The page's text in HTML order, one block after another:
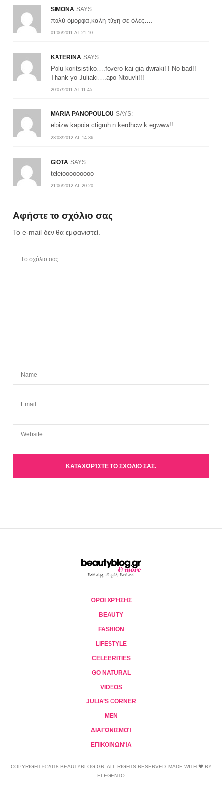
SIMONA SAYS:
01/06/2011 AT 21:10
πολύ όμορφα,καλη τύχη σε όλες….
KATERINA SAYS:
20/07/2011 AT 11:45
Polu koritsistiko….fovero kai gia dwraki!!! No bad!!
Thank yo Juliaki….apo Ntouvli!!!
MARIA PANOPOULOU SAYS:
23/03/2012 AT 14:36
elpizw kapoia ctigmh n kerdhcw k egwww!!
GIOTA SAYS:
21/06/2012 AT 20:20
teleiooooooooo
Αφήστε το σχόλιο σας
Το e-mail δεν θα εμφανιστεί.
ΌΡΟΙ ΧΡΉΣΗΣ
BEAUTY
FASHION
LIFESTYLE
CELEBRITIES
GO NATURAL
VIDEOS
JULIA’S CORNER
MEN
ΔΙΑΓΩΝΙΣΜΟΊ
ΕΠΙΚΟΙΝΩΝΊΑ
COPYRIGHT © 2018 BEAUTYBLOG.GR. ALL RIGHTS RESERVED. MADE WITH ❤ BY
ELEGENTO